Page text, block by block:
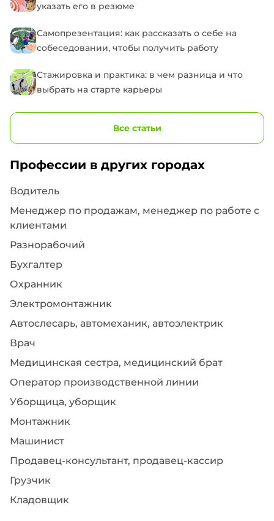
указать его в резюме
Самопрезентация: как рассказать о себе на
собеседовании, чтобы получить работу
Стажировка и практика: в чем разница и что
выбрать на старте карьеры
Все статьи
Профессии в других городах
Водитель
Менеджер по продажам, менеджер по работе с
клиентами
Разнорабочий
Бухгалтер
Охранник
Электромонтажник
Автослесарь, автомеханик, автоэлектрик
Врач
Медицинская сестра, медицинский брат
Оператор производственной линии
Уборщица, уборщик
Монтажник
Машинист
Продавец-консультант, продавец-кассир
Грузчик
Кладовщик